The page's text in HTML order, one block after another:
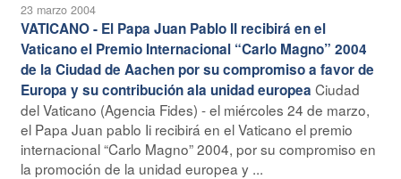
23 marzo 2004
VATICANO - El Papa Juan Pablo II recibirá en el
Vaticano el Premio Internacional “Carlo Magno” 2004
de la Ciudad de Aachen por su compromiso a favor de
Europa y su contribución ala unidad europea Ciudad
del Vaticano (Agencia Fides) - el miércoles 24 de marzo,
el Papa Juan pablo Ii recibirá en el Vaticano el premio
internacional “Carlo Magno” 2004, por su compromiso en
la promoción de la unidad europea y ...